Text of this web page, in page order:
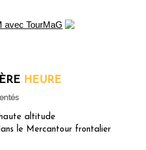
HEURE
altitude
le Mercantour frontalier